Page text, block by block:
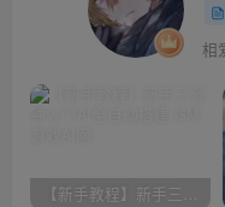
相
【新手教程】新手三分钟入门AI全自动搭建